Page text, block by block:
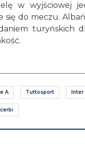
w wyjściowej
do meczu.
turyńskich
A Tuttosport Inter